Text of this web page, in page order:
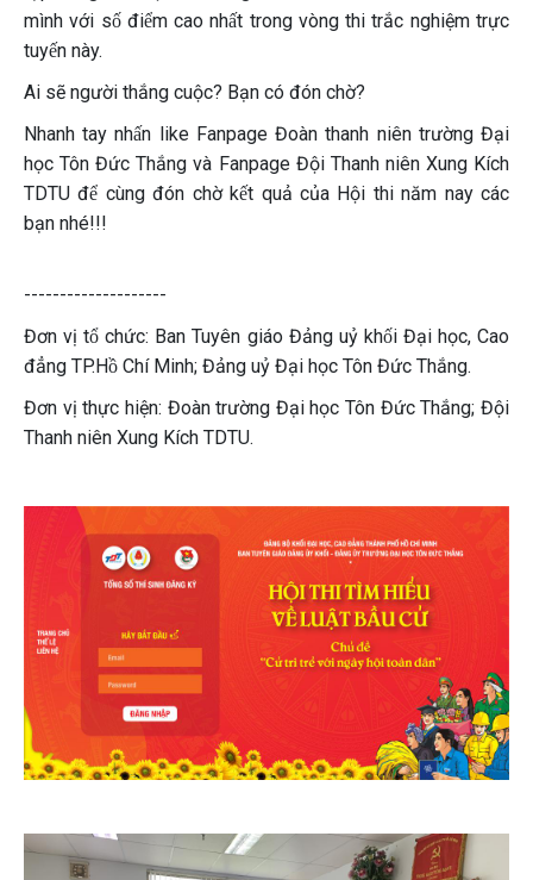
mình với số điểm cao nhất trong vòng thi trắc nghiệm trực
tuyến này.
Ai sẽ người thắng cuộc? Bạn có đón chờ?
Nhanh tay nhấn like Fanpage Đoàn thanh niên trường Đại
học Tôn Đức Thắng và Fanpage Đội Thanh niên Xung Kích
TDTU để cùng đón chờ kết quả của Hội thi năm nay các
bạn nhé!!!
--------------------
Đơn vị tổ chức: Ban Tuyên giáo Đảng uỷ khối Đại học, Cao
đẳng TP.Hồ Chí Minh; Đảng uỷ Đại học Tôn Đức Thắng.
Đơn vị thực hiện: Đoàn trường Đại học Tôn Đức Thắng; Đội
Thanh niên Xung Kích TDTU.